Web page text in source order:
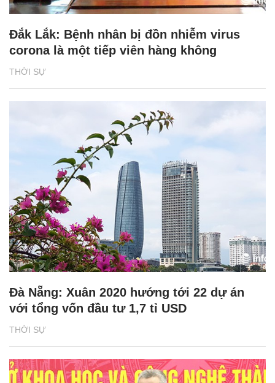
THỜI SỰ
Đắk Lắk: Bệnh nhân bị đồn nhiễm virus
corona là một tiếp viên hàng không
THỜI SỰ
Đà Nẵng: Xuân 2020 hướng tới 22 dự án
với tổng vốn đầu tư 1,7 tỉ USD